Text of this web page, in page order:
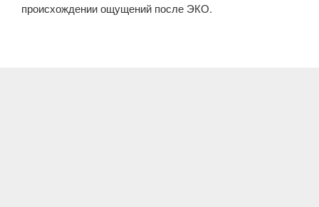
происхождении ощущений после ЭКО.